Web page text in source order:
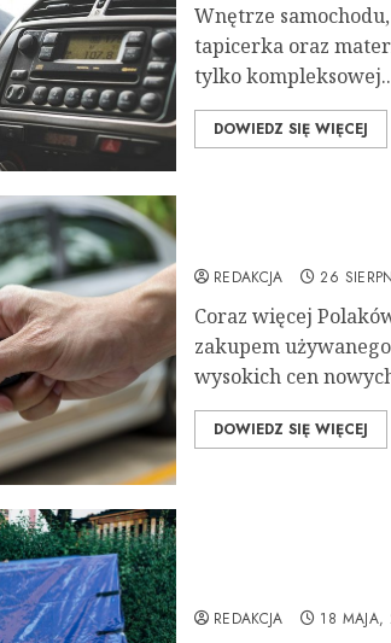
Wnętrze
tapicerka oraz
tylko
DOWIEDZ SIĘ WIĘCEJ
REDAKCJA 26
Coraz więcej
zakupem
wysokich cen
DOWIEDZ SIĘ WIĘCEJ
REDAKCJA 18 MAJA,